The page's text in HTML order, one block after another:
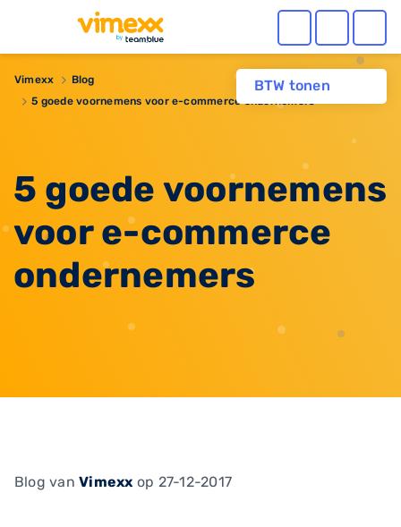
BTW tonen
Vimexx
Blog
5 goede voornemens voor e-commerce ondernemers
5 goede voornemens
voor e-commerce
ondernemers
Blog vanVimexx op 27-12-2017